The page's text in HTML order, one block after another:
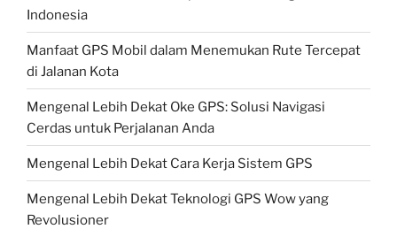
Indonesia
Manfaat GPS Mobil dalam Menemukan Rute Tercepat
di Jalanan Kota
Mengenal Lebih Dekat Oke GPS: Solusi Navigasi
Cerdas untuk Perjalanan Anda
Mengenal Lebih Dekat Cara Kerja Sistem GPS
Mengenal Lebih Dekat Teknologi GPS Wow yang
Revolusioner